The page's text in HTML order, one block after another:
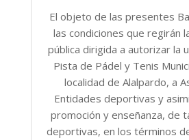
El objeto de las presentes
las condiciones que regirán
pública dirigida a autorizar la
Pista de Pádel y Tenis
localidad de Alalpardo, a
Entidades deportivas y
promoción y enseñanza, de
deportivas, en los términos